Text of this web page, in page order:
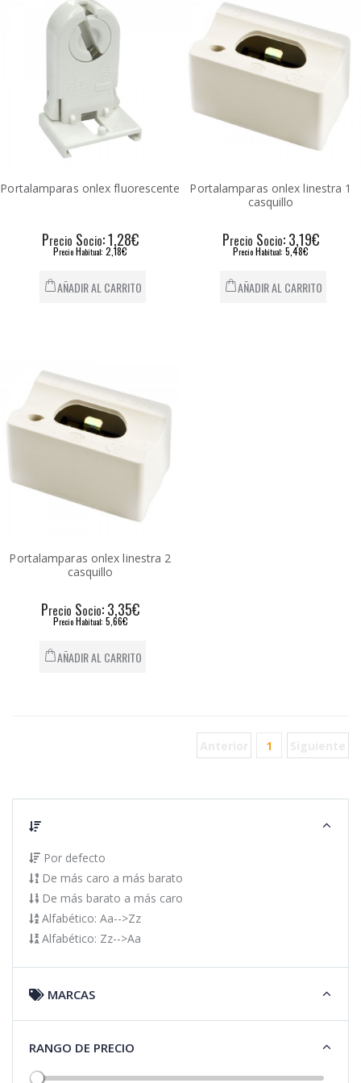
Portalamparas onlex fluorescente
Precio Socio: 1,28€
Precio Habitual: 2,18€
AÑADIR AL CARRITO
Portalamparas onlex linestra 1
casquillo
Precio Socio: 3,19€
Precio Habitual: 5,48€
AÑADIR AL CARRITO
Portalamparas onlex linestra 2
casquillo
Precio Socio: 3,35€
PrecioHabitual: 5,66€
AÑADIR AL CARRITO
1
Por defecto
De más caro a más barato
De más barato a más caro
Alfabético: Aa-->Zz
Alfabético: Zz-->Aa
MARCAS
RANGO DE PRECIO